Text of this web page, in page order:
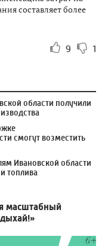
составляет более
9 1
области получили
смогут возместить
Ивановской области
топлива
масштабный